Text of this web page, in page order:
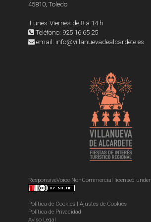
45810, Toledo
Lunes-Viernes de 8 a 14 h
Teléfono: 925 16 65 25
email: info@villanuevadealcardete.es
ResponsiveVoice-NonCommercial licensed under
Política de Cookies| Ajustes de Cookies
Política de Privacidad
Aviso Legal